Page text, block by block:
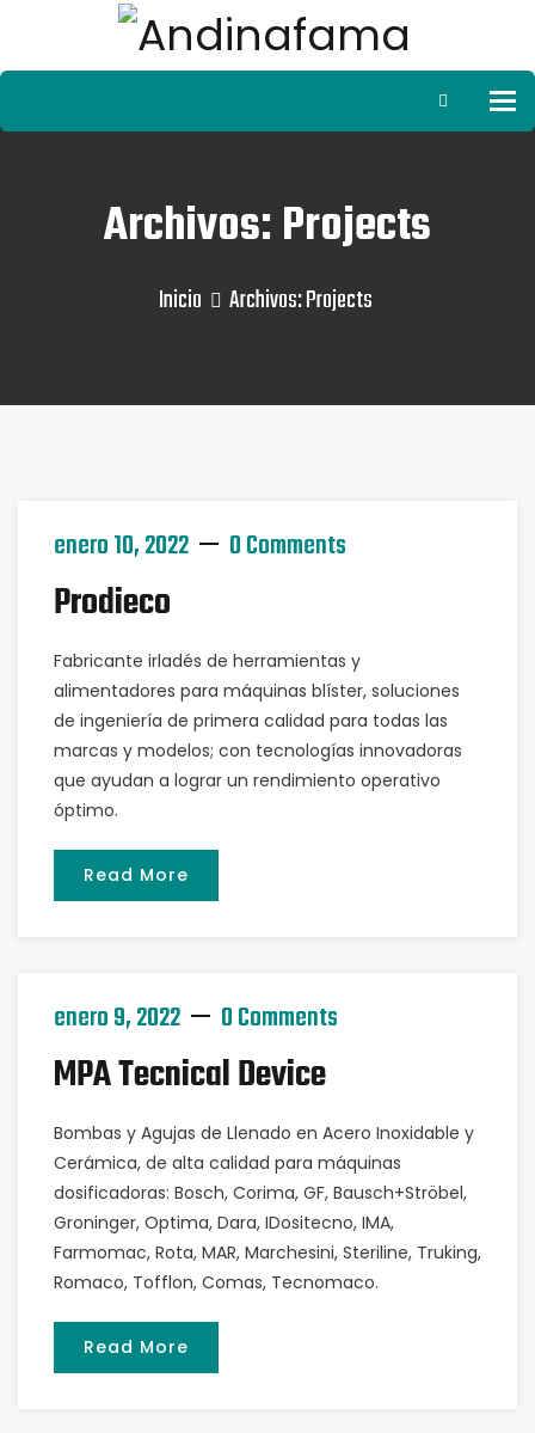
Archivos: Projects
Inicio Archivos:Projects
enero 10, 2022 0 Comments
Prodieco
Fabricante irladés de herramientas y
alimentadores para máquinas blíster, soluciones
de ingeniería de primera calidad para todas las
marcas y modelos; con tecnologías innovadoras
que ayudan a lograr un rendimiento operativo
óptimo.
Read More
enero 9, 2022 0 Comments
MPA Tecnical Device
Bombas y Agujas de Llenado en Acero Inoxidable y
Cerámica, de alta calidad para máquinas
dosificadoras: Bosch, Corima, GF, Bausch+Ströbel,
Groninger, Optima, Dara, IDositecno, IMA,
Farmomac, Rota, MAR, Marchesini, Steriline, Truking,
Romaco, Tofflon, Comas, Tecnomaco.
Read More